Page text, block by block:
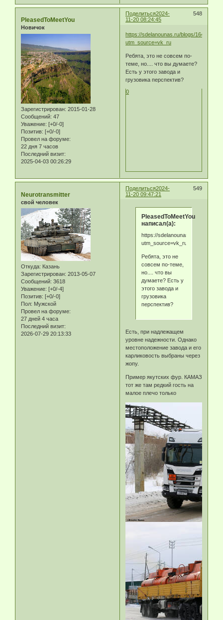
Поделиться 548
2024-
11-20 08:24:45
PleasedToMeetYou
Новичок
Зарегистрирован: 2015-01-28
Сообщений: 47
Уважение: [+0/-0]
Позитив: [+0/-0]
Провел на форуме:
22 дня 7 часов
Последний визит:
2025-04-03 00:26:29
https://sdelanounas.ru/blogs/164407/?
utm_source=vk_ru
Ребята, это не совсем по-
теме, но.... что вы думаете?
Есть у этого завода и
грузовика перспектив?
0
Поделиться 549
2024-
11-20 09:47:21
Neurotransmitter
свой человек
Откуда: Казань
Зарегистрирован: 2013-05-07
Сообщений: 3618
Уважение: [+0/-4]
Позитив: [+0/-0]
Пол: Мужской
Провел на форуме:
27 дней 4 часа
Последний визит:
2026-07-29 20:13:33
PleasedToMeetYou
написал(а):
https://sdelanounas.ru/blogs/
utm_source=vk_ru
Ребята, это не
совсем по-теме,
но.... что вы
думаете? Есть у
этого завода и
грузовика
перспектив?
Есть, при надлежащем
уровне надежности. Однако
местоположение завода и его
карликовость выбраны через
жопу.
Пример якутских фур. КАМАЗ
тот же там редкий гость на
малое плечо только